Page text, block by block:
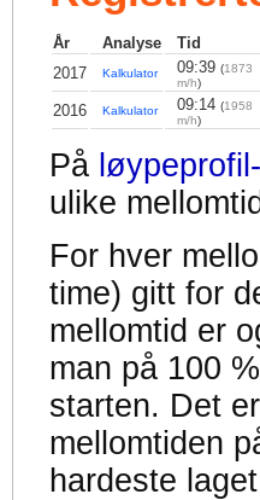
År Analyse Tid
2017
Kalkulator 09:39 (1873
m/h)
2016 Kalkulator 09:14 (1958
m/h)
På løypeprofil-
ulike
For hver
time) gitt for
mellomtid er
man på 100
starten. Det
mellomtiden
hardeste